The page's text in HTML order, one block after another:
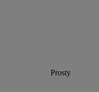
Prosty